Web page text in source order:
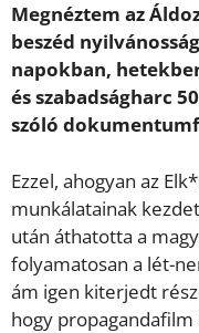
Megnéztem az
beszéd
napokban,
és szabadságharc
szóló
Ezzel, ahogyan az
munkálatainak
után áthatotta a
folyamatosan a lét-
ám igen kiterjedt
hogy propagandafilm